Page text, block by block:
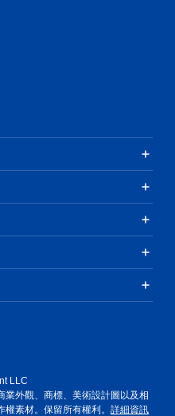
LLC
業外觀、商標、美術設計圖以及相
素材。保留所有權利。 詳細資訊